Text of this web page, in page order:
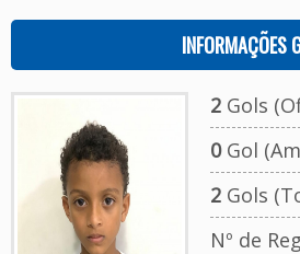
INFORMAÇÕES
2Gols
0Gol
2Gols
Nº de